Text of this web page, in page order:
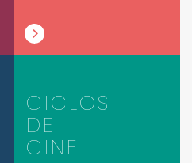
CICLOS
DE
CINE